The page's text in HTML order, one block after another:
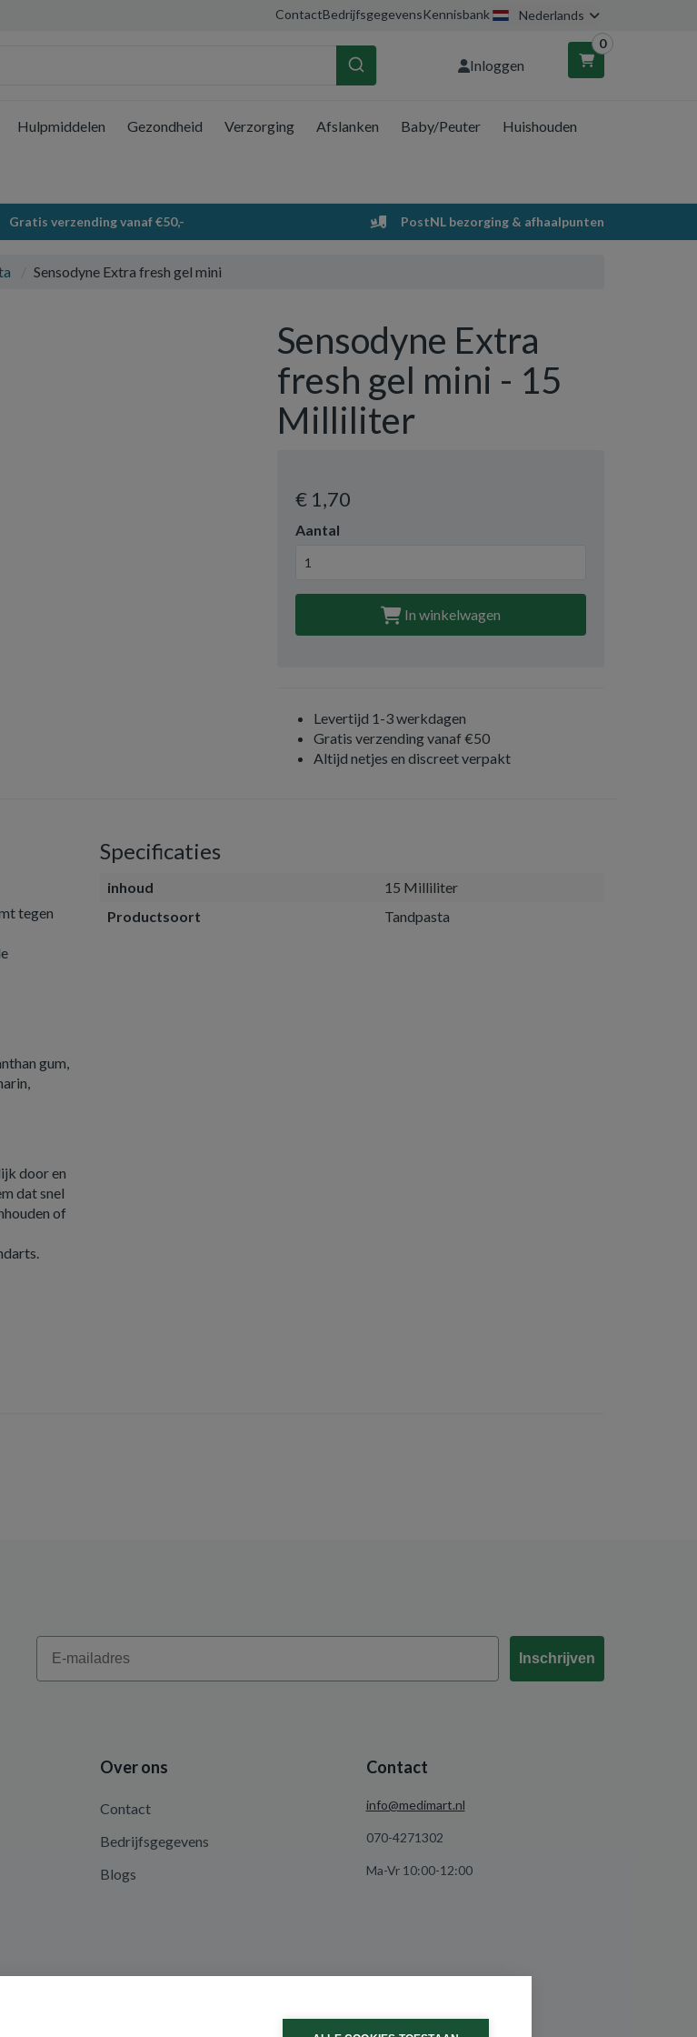
ContactBedrijfsgegevensKennisbank Nederlands
Inloggen
0
Winkelwagen
Uw winkelwagen is leeg.
Vul hem met producten.
Hulpmiddelen Gezondheid Verzorging Afslanken Baby/Peuter Huishouden
Gratis verzending vanaf €50,- PostNL bezorging & afhaalpunten
Sensodyne Extra fresh gel mini
Sensodyne Extra
fresh gel mini - 15
Milliliter
€ 1,70
Aantal
In winkelwagen
Levertijd 1-3 werkdagen
Gratis verzending vanaf €50
Altijd netjes en discreet verpakt
tegen
gum,
door en
dat snel
of
Specificaties
inhoud
15 Milliliter
Productsoort
Tandpasta
Email
Inschrijven
Over ons
Contact
Bedrijfsgegevens
Blogs
Contact
info@medimart.nl
070-4271302
Ma-Vr 10:00-12:00